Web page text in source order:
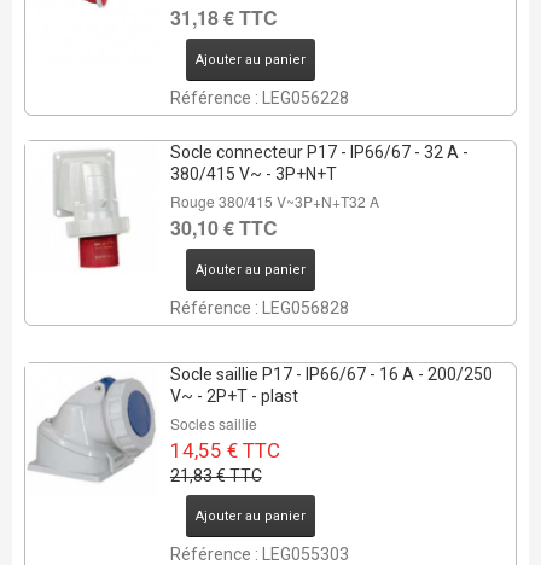
31,18 € TTC
Ajouter au panier
Référence : LEG056228
Socle connecteur P17 - IP66/67 - 32 A -
380/415 V~ - 3P+N+T
Rouge 380/415 V~3P+N+T32 A
30,10 € TTC
Ajouter au panier
Référence : LEG056828
3 Pcs
Socle saillie P17 - IP66/67 - 16 A - 200/250
V~ - 2P+T - plast
Socles saillie
14,55 € TTC
21,83 € TTC
Ajouter au panier
Référence : LEG055303